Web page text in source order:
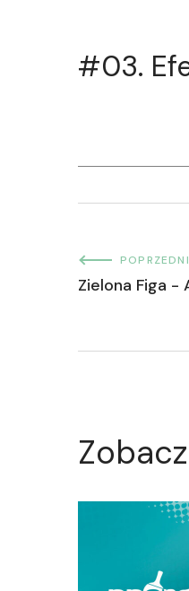
#03.
POPRZEDNI
Zielona Figa -